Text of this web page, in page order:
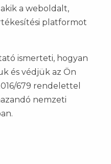
a weboldalt,
platformot
ismerteti, hogyan
és védjük az Ön
679 rendelettel
nemzeti